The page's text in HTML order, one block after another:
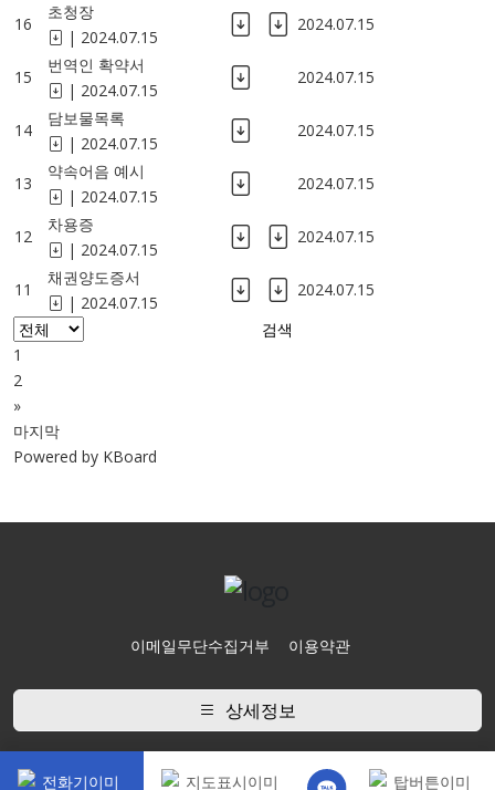
16
초청장
| 2024.07.15
2024.07.15
15
번역인 확약서
| 2024.07.15
2024.07.15
14
담보물목록
| 2024.07.15
2024.07.15
13
약속어음 예시
| 2024.07.15
2024.07.15
12
차용증
| 2024.07.15
2024.07.15
11
채권양도증서
| 2024.07.15
2024.07.15
검색
1
2
»
마지막
Powered by KBoard
이메일무단수집거부 이용약관
상세정보
Copyright ⓒ 2024 수원공증전문.com All Rights Reserved